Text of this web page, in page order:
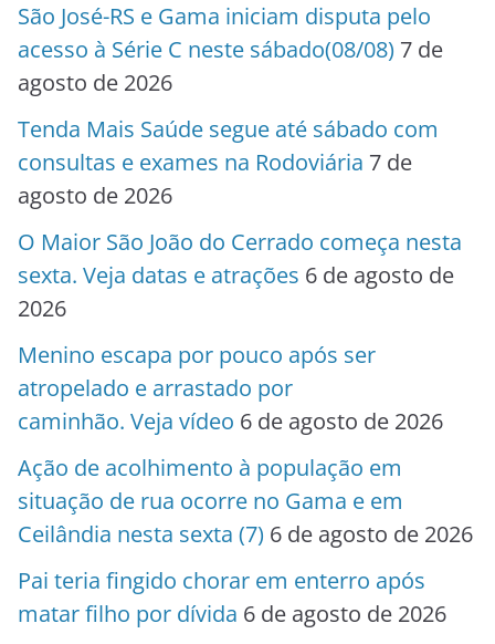
São José-RS e Gama iniciam disputa pelo
acesso à Série C neste sábado(08/08) 7 de
agosto de 2026
Tenda Mais Saúde segue até sábado com
consultas e exames na Rodoviária 7 de
agosto de 2026
O Maior São João do Cerrado começa nesta
sexta. Veja datas e atrações 6 de agosto de
2026
Menino escapa por pouco após ser
atropelado e arrastado por
caminhão. Veja vídeo 6 de agosto de 2026
Ação de acolhimento à população em
situação de rua ocorre no Gama e em
Ceilândia nesta sexta (7) 6 de agosto de 2026
Pai teria fingido chorar em enterro após
matar filho por dívida 6 de agosto de 2026